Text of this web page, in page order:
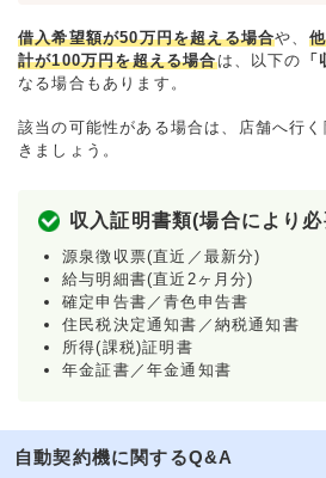
借入希望額が50万円を超える場合や、
計が100万円を超える場合は、以下の
なる場合もあります。
該当の可能性がある場合は、店舗へ行
きましょう。
収入証明書類(場合により
源泉徴収票(直近／最新分)
給与明細書(直近2ヶ月分)
確定申告書／青色申告書
住民税決定通知書／納税通知書
所得(課税)証明書
年金証書／年金通知書
自動契約機に関するQ&A